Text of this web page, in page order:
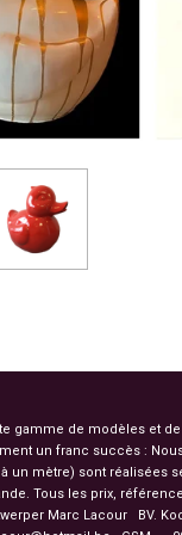
gamme de modèles et
un franc succès :
un mètre) sont réalisées
Tous les prix,
Marc Lacour BV.